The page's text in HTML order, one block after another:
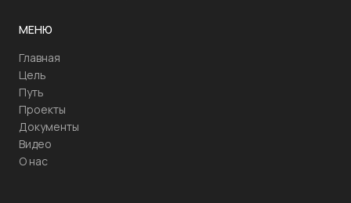
МЕНЮ
Главная
Цель
Путь
Проекты
Документы
Видео
О нас